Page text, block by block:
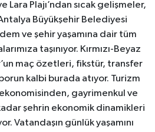
Lara Plajı’ndan sıcak gelişmeler,
Büyükşehir Belediyesi
ve şehir yaşamına dair tüm
taşınıyor. Kırmızı-Beyaz
maç özetleri, fikstür, transfer
kalbi burada atıyor. Turizm
gayrimenkul ve
şehrin ekonomik dinamikleri
Vatandaşın günlük yaşamını